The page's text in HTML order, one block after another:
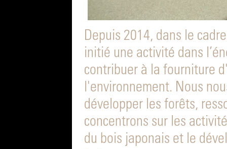
Depuis 2014, dans le
initié une activité dans
contribuer à la fourniture
l'environnement. Nous
développer les forêts,
concentrons sur les
du bois japonais et le